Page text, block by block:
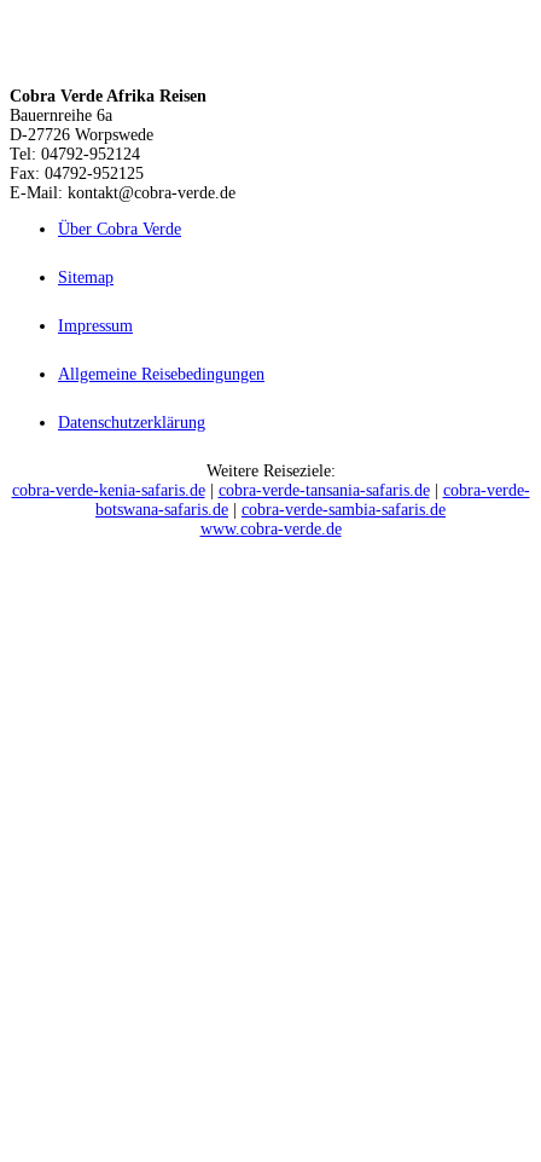
Cobra Verde Afrika Reisen
Bauernreihe 6a
D-27726 Worpswede
Tel: 04792-952124
Fax: 04792-952125
E-Mail: kontakt@cobra-verde.de
Über Cobra Verde
Sitemap
Impressum
Allgemeine Reisebedingungen
Datenschutzerklärung
Weitere Reiseziele:
cobra-verde-kenia-safaris.de| cobra-verde-tansania-safaris.de| cobra-verde-
botswana-safaris.de | cobra-verde-sambia-safaris.de
www.cobra-verde.de